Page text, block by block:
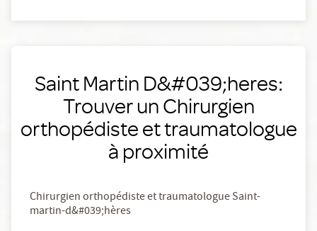
Saint Martin D&#039;heres:
Trouver un Chirurgien
orthopédiste et traumatologue
à proximité
Chirurgien orthopédiste et traumatologue Saint-
martin-d&#039;hères